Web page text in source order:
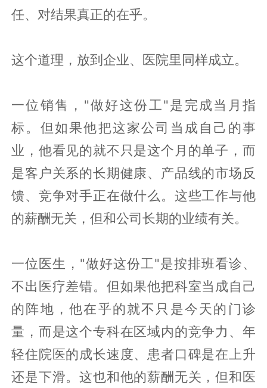
任、对结果真正的在乎。
这个道理，放到企业、医院里同样成立。
一位销售，"做好这份工"是完成当月指
标。但如果他把这家公司当成自己的事
业，他看见的就不只是这个月的单子，而
是客户关系的长期健康、产品线的市场反
馈、竞争对手正在做什么。这些工作与他
的薪酬无关，但和公司长期的业绩有关。
一位医生，"做好这份工"是按排班看诊、
不出医疗差错。但如果他把科室当成自己
的阵地，他在乎的就不只是今天的门诊
量，而是这个专科在区域内的竞争力、年
轻住院医的成长速度、患者口碑是在上升
还是下滑。这也和他的薪酬无关，但和医